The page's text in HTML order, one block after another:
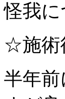
怪我
☆施術
半年